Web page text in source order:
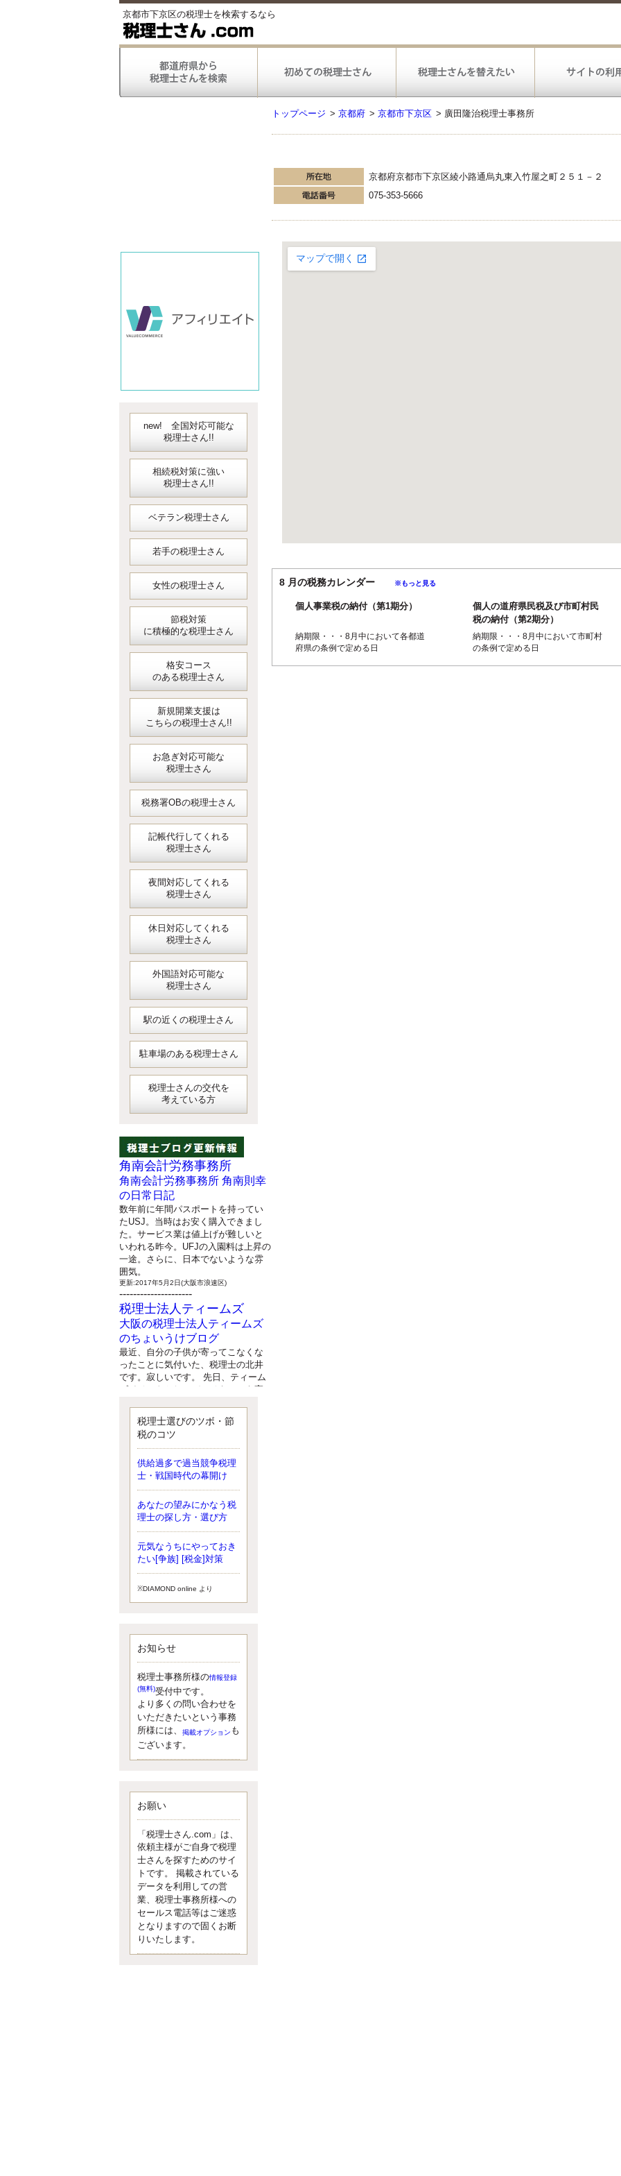
京都市下京区の税理士を検索するなら
new! 全国対応可能な
税理士さん!!
相続税対策に強い
税理士さん!!
ベテラン税理士さん
若手の税理士さん
女性の税理士さん
節税対策
に積極的な税理士さん
格安コース
のある税理士さん
新規開業支援は
こちらの税理士さん!!
お急ぎ対応可能な
税理士さん
税務署OBの税理士さん
記帳代行してくれる
税理士さん
夜間対応してくれる
税理士さん
休日対応してくれる
税理士さん
外国語対応可能な
税理士さん
駅の近くの税理士さん
駐車場のある税理士さん
税理士さんの交代を
考えている方
角南会計労務事務所
角南会計労務事務所 角南則幸
の日常日記
数年前に年間パスポートを持ってい
たUSJ。当時はお安く購入できまし
た。サービス業は値上げが難しいと
いわれる昨今。UFJの入園料は上昇の
一途。さらに、日本でないような雰
囲気。
更新:2017年5月2日(大阪市浪速区)
---------------------
税理士法人ティームズ
大阪の税理士法人ティームズ
のちょいうけブログ
最近、自分の子供が寄ってこなくな
ったことに気付いた、税理士の北井
です。寂しいです。 先日、ティーム
ズイベントとしてバーベキューを実
と思いましたが、そこはセンスある
後のブロガーに任せようと思いま
更新:2017年5月1日(大阪市北区)
---------------------
サクセス会計事務所
サクセス税理士のお役立ちブ
ログ
平成２７年１月１日以降開始の相続
より、相続税の基礎控除額（相続税
が課税されない遺産の上限額）が縮
小されたため、お亡くなりになった
更新:2017年5月1日(大阪市中央区)
---------------------
湘南のぽっちゃり女性税理士
松村文子と湘南ＢＵ
また最近、税理士試験のご相談を受
けることおおくなりました。受験申
し込み受け付け開始になるからです
ね。勉強したが、中途半端なので、
受験が無駄に思っている人もいるよ
うです。まず、私ならダメと思う前
に、全力で勝負してみたいです！
更新:2017年5月1日(神奈川県藤沢市)
---------------------
イクメン税理士による税金ブ
ログです。
なくて七クセ 目は口ほどにモノを言
う 色んなことわざがありますが、無
意識に出ている身体のサイン。 心理
学では、ちゃんと意味があるようで
す。 疑問に思ったら考える 先日知り
合った方、初対面では何
更新:2017年5月1日(京都市下京区)
---------------------
内田敦税理士事務所
イクメン税理士による税金ブ
ログです。
税理士選びのツボ・節
税のコツ
供給過多で過当競争税理
士・戦国時代の幕開け
あなたの望みにかなう税
理士の探し方・選び方
元気なうちにやっておき
たい[争族] [税金]対策
※DIAMOND online より
お知らせ
税理士事務所様の情報登録
(無料)受付中です。
より多くの問い合わせを
いただきたいという事務
所様には、
掲載オプション も
ございます。
お願い
「税理士さん.com」は、
依頼主様がご自身で税理
士さんを探すためのサイ
トです。 掲載されている
データを利用しての営
業、税理士事務所様への
セールス電話等はご迷惑
となりますので固くお断
りいたします。
トップページ > 京都府 > 京都市下京区 > 廣田隆治税理士事務所
京都府京都市下京区綾小路通烏丸東入竹屋之町２５１－２
075-353-5666
8 月の税務カレンダー ※もっと見る
個人事業税の納付（第1期分）
納期限・・・8月中において各都道
府県の条例で定める日
個人の道府県民税及び市町村民
税の納付（第2期分）
納期限・・・8月中において市町村
の条例で定める日